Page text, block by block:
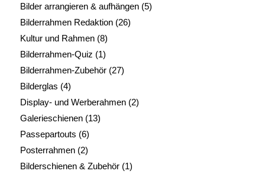
Bilder arrangieren & aufhängen(5)
Bilderrahmen Redaktion(26)
Kultur und Rahmen(8)
Bilderrahmen-Quiz (1)
Bilderrahmen-Zubehör(27)
Bilderglas (4)
Display- und Werberahmen(2)
Galerieschienen(13)
Passepartouts (6)
Posterrahmen(2)
Bilderschienen & Zubehör(1)